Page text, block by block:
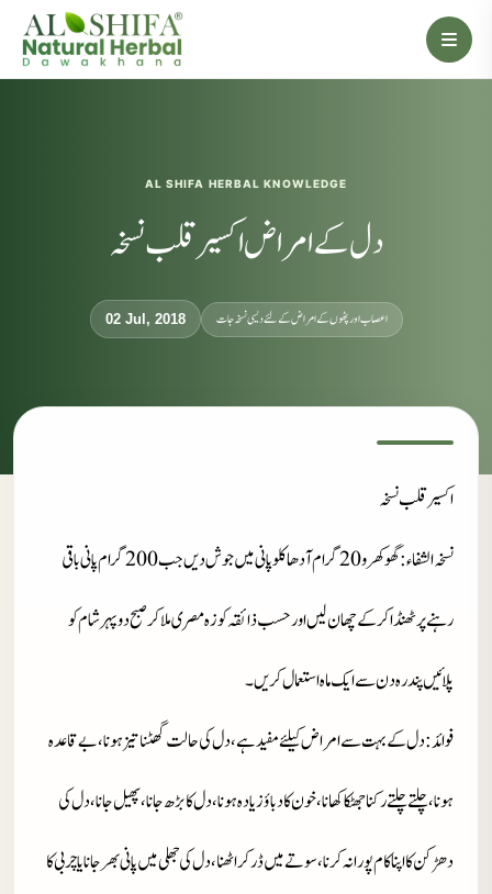
AL SHIFA HERBAL KNOWLEDGE
دل کے امراض اکسیر قلب نسخہ
02 Jul, 2018 اعصاب اور پٹھوں کے امراض کےلئے دیسی نسخہ جات
اکسیر قلب نسخہ
نسخہ الشفاء
: گھوکھرو 20 گرام آدھا کلو پانی میں جوش دیں جب 200 گرام پانی باقی
رہنے پر ٹھنڈا کرکے چھان لیں اور حسب ذائقہ کوزہ مصری ملاکر صبح دوپہر شام کو
پلائیں پندرہ دن سے ایک ماہ استعمال کریں۔
فوائد: دل کے بہت سے امراض کیلئے مفید ہے، دل کی حالت گھٹنا تیز ہونا، بے قاعدہ
ہونا، چلتے چلتے رکنا جھٹکا کھانا، خون کا دباؤ زیادہ ہونا، دل کا بڑھ جانا، پھیل جانا، دل کی
دھڑکن کا اپنا کام پورا نہ کرنا، سوتے میں ڈر کر اٹھنا، دل کی جھلی میں پانی بھر جانا یا چربی کا